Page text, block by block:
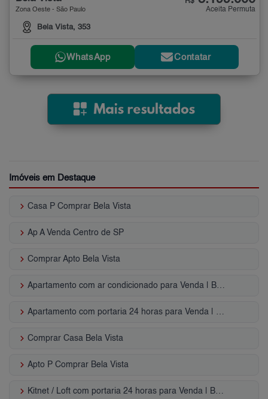
Zona Oeste - São Paulo
Bela Vista, 353
Aceita Permuta
WhatsApp Contatar
Imóveis em Destaque
keyboard_arrow_right Casa P Comprar Bela Vista
keyboard_arrow_right Ap A Venda Centro de SP
keyboard_arrow_right Comprar Apto Bela Vista
keyboard_arrow_right Apartamento com ar condicionado para Venda | Bela Vista
keyboard_arrow_right Apartamento com portaria 24 horas para Venda | Bela Vista
keyboard_arrow_right Comprar Casa Bela Vista
keyboard_arrow_right Apto P Comprar Bela Vista
keyboard_arrow_right Kitnet / Loft com portaria 24 horas para Venda | Bela Vista